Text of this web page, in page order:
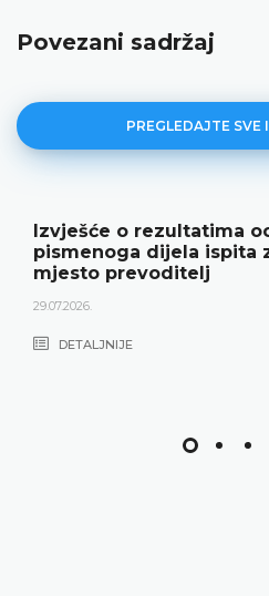
Povezani sadržaj
PREGLEDAJTE SVE
Izvješće o rezultatima
pismenoga dijela ispita
mjesto prevoditelj
29.07.2026.
DETALJNIJE